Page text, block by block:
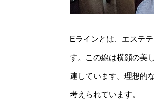
Eラインとは、エステ
す。この線は横顔の美
連しています。理想的
考えられています。